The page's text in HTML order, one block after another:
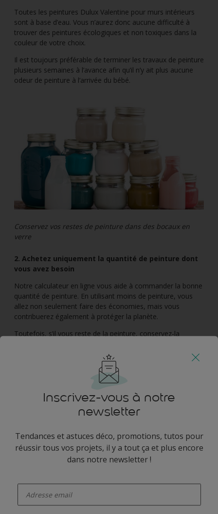
Toutes les peintures Dulux Valentine pour murs intérieurs
sont à base d’eau. Vous n’aurez donc aucune difficulté à
trouver des peintures écologiques et non toxiques dans la
couleur de votre choix.
Il est toujours préférable de terminer les travaux de peinture
plusieurs semaines à l’avance afin qu’il n’y ait plus aucune
odeur de peinture à l’arrivée du bébé.
Conservez vos restes de peinture dans des bocaux en
verre
2. Achetez uniquement la quantité de peinture dont
vous avez besoin
Notre calculateur en ligne vous aide à commander la bonne
quantité de peinture. En utilisant moins de peinture, vous
allez non seulement faire des économies, mais vous
contribuerez également à protéger la planète.
Toutefois, s’il vous reste de la peinture, conservez-la
du gel, ou donnez-la à un voisin, un ami ou une association
caritative. Ne la jetez pas dans l’évier ou dans une poubelle.
Inscrivez-vous à notre
newsletter
Tendances et astuces déco, promotions, tutos pour
réussir tous vos projets, il y a tout ça et plus encore
dans notre newsletter !